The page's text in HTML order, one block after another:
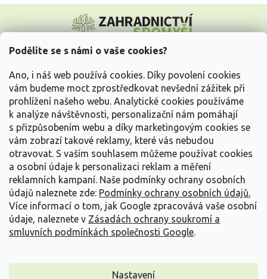
Podělíte se s námi o vaše cookies?
Ano, i náš web používá cookies. Díky povolení cookies
vám budeme moct zprostředkovat nevšední zážitek při
prohlížení našeho webu. Analytické cookies používáme
k analýze návštěvnosti, personalizační nám pomáhají
s přizpůsobením webu a díky marketingovým cookies se
vám zobrazí takové reklamy, které vás nebudou
otravovat. S vaším souhlasem můžeme používat cookies
a osobní údaje k personalizaci reklam a měření
reklamních kampaní. Naše podmínky ochrany osobních
údajů naleznete zde: Podmínky ochrany osobních údajů.
Více informací o tom, jak Google zpracovává vaše osobní
údaje, naleznete v Zásadách ochrany soukromí a
smluvních podmínkách společnosti Google.
Nastavení
p
Vše o nákupu
Informace pro Vás
Kontakujte nás
Vytvořil Shoptet